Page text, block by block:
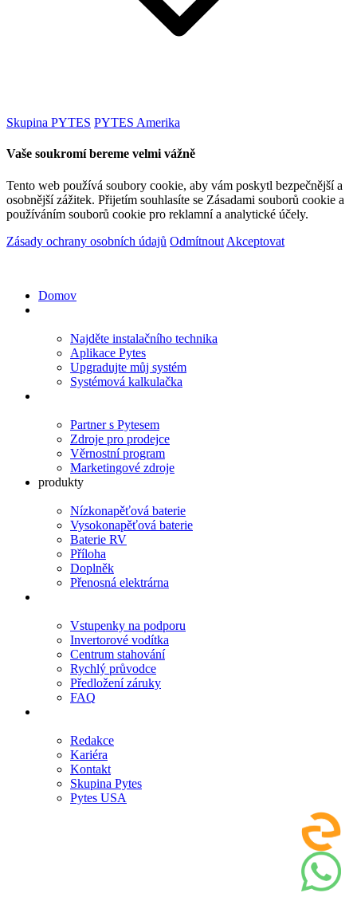
Skupina PYTES PYTES Amerika
Vaše soukromí bereme velmi vážně
Tento web používá soubory cookie, aby vám poskytl bezpečnější a
osobnější zážitek. Přijetím souhlasíte se Zásadami souborů cookie a
používáním souborů cookie pro reklamní a analytické účely.
Zásady ochrany osobních údajů Odmítnout Akceptovat
Domov
Najděte instalačního technika
Aplikace Pytes
Upgradujte můj systém
Systémová kalkulačka
Partner s Pytesem
Zdroje pro prodejce
Věrnostní program
Marketingové zdroje
produkty
Nízkonapěťová baterie
Vysokonapěťová baterie
Baterie RV
Příloha
Doplněk
Přenosná elektrárna
Vstupenky na podporu
Invertorové vodítka
Centrum stahování
Rychlý průvodce
Předložení záruky
FAQ
Redakce
Kariéra
Kontakt
Skupina Pytes
Pytes USA